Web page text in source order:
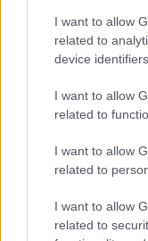
I want to allow
related to
device
I want to allow
related to
I want to allow
related to
I want to allow
related to
κοινότητας
Ωστόσο, τόσο ο
επιστήμονες
ανακοίνωση.
δημοσιευτεί
πράγμα που
από τον
διαδικασίας